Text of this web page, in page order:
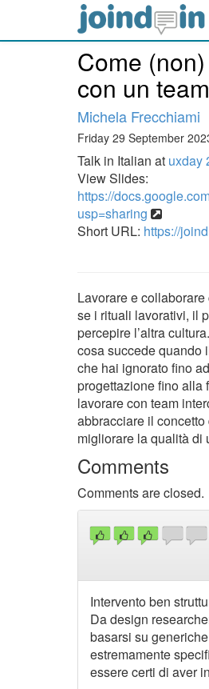
Come
con un
Michela Frecchiami
Friday 29 September
Talk in Italian at uxday
View Slides:
https://
usp=sharing
Short URL: https://
Lavorare e
se i rituali lavorativi, il
percepire l’altra
cosa succede quando
che hai ignorato fino
progettazione fino alla
lavorare con team
abbracciare il
migliorare la qualità di
Comments
Comments are closed.
Intervento ben
Da design
basarsi su
estremamente
essere certi di aver